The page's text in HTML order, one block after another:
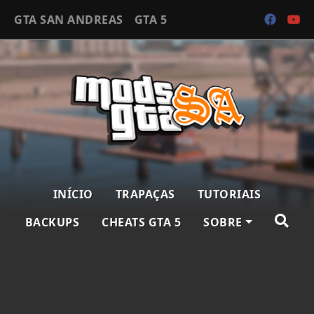
GTA SAN ANDREAS GTA 5
INÍCIO TRAPAÇAS
TUTORIAIS
BACKUPS
CHEATS GTA 5 SOBRE